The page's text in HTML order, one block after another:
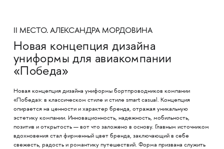
II МЕСТО. АЛЕКСАНДРА МОРДОВИНА
Новая концепция дизайна
униформы для авиакомпании
«Победа»
Новая концепция дизайна униформы бортпроводников компании
«Победа»: в классическом стиле и стиле smart casual. Концепция
опирается на ценности и характер бренда, отражая уникальную
эстетику компании. Инновационность, надежность, мобильность,
позитив и открытость — вот что заложено в основу. Главным источником
вдохновения стал фирменный цвет бренда, заключающий в себе
свежесть, радость и романтику путешествий. Форма призвана служить